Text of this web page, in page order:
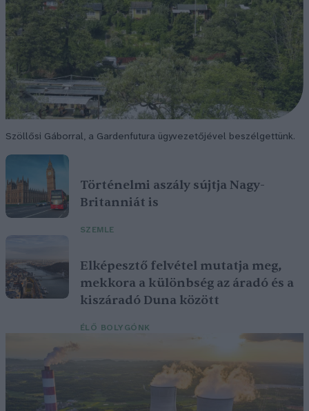
Szöllősi Gáborral, a Gardenfutura ügyvezetőjével beszélgettünk.
Történelmi aszály sújtja Nagy-
Britanniát is
SZEMLE
Elképesztő felvétel mutatja meg,
mekkora a különbség az áradó és a
kiszáradó Duna között
ÉLŐ BOLYGÓNK